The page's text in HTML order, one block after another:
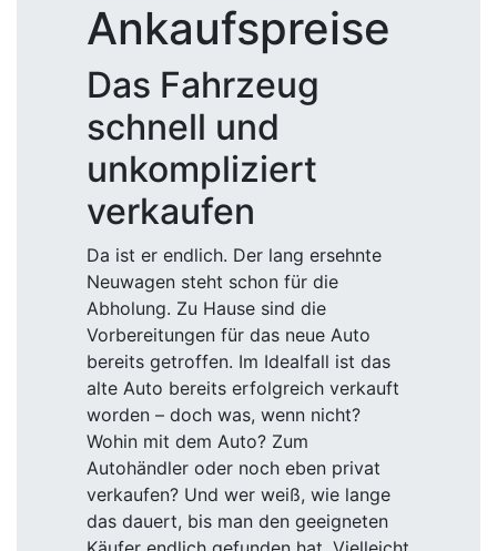
Ankaufspreise
Das Fahrzeug
schnell und
unkompliziert
verkaufen
Da ist er endlich. Der lang ersehnte
Neuwagen steht schon für die
Abholung. Zu Hause sind die
Vorbereitungen für das neue Auto
bereits getroffen. Im Idealfall ist das
alte Auto bereits erfolgreich verkauft
worden – doch was, wenn nicht?
Wohin mit dem Auto? Zum
Autohändler oder noch eben privat
verkaufen? Und wer weiß, wie lange
das dauert, bis man den geeigneten